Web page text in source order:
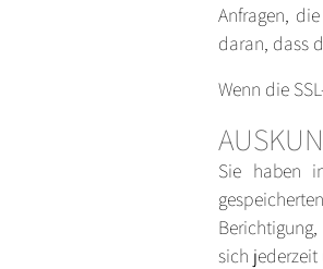
Anfragen,
daran, dass
Wenn die
Sie haben
sich